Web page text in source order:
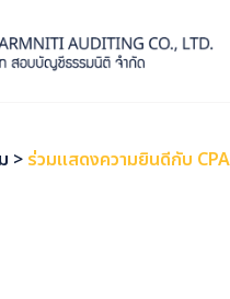
> ร่วมแสดงความยินดีกับ